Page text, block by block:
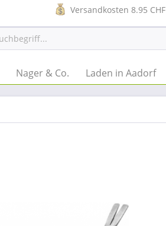
Versandkosten 8.95 CHF
Nager & Co. Laden in Aadorf